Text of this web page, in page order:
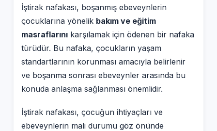
İştirak nafakası, boşanmış ebeveynlerin
çocuklarına yönelik bakım ve eğitim
masraflarını karşılamak için ödenen bir nafaka
türüdür. Bu nafaka, çocukların yaşam
standartlarının korunması amacıyla belirlenir
ve boşanma sonrası ebeveynler arasında bu
konuda anlaşma sağlanması önemlidir.
İştirak nafakası, çocuğun ihtiyaçları ve
ebeveynlerin mali durumu göz önünde